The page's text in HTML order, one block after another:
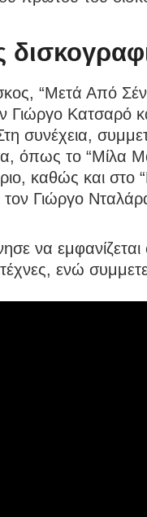
“Μετά Από
Γιώργο Κατσαρό
συνέχεια,
όπως το “Μίλα
καθώς και στο
Γιώργο
να
ενώ